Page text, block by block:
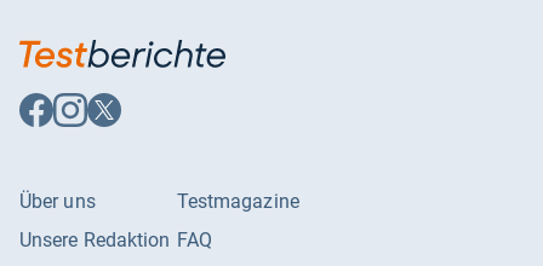
Auf
Facebook
Auf
Instagram
Auf
X
Über uns
Unsere Redaktion
Testmagazine
FAQ